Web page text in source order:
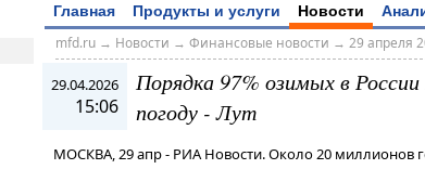
Главная Продукты и услуги Новости
mfd.ru→ Новости → Финансовые новости → 29 апреля
29.04.2026
15:06
Порядка 97% озимых в
погоду - Лут
МОСКВА, 29 апр - РИА Новости. Около 20 миллионов